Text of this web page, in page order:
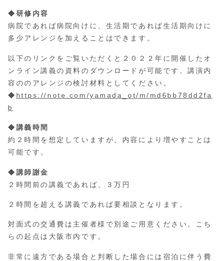
◆研修内容
病院であれば病院向けに、生活期であれば生活期向けに
多少アレンジを加えることはできます。
以下のリンクをご覧いただくと２０２２年に開催したオ
ンライン講義の資料のダウンロードが可能です。講演内
容ののアレンジの検討材料としてください。
◆ https://note.com/yamada_ot/m/md6bb78dd2fa
b
◆講義時間
約２時間を想定していますが、内容により増やすことは
可能です。
◆講師謝金
２時間前の講義であれば、３万円
２時間を超える講義であれば要相談となります。
対面式の交通費は主催者様で別途ご用意ください。こち
らの起点は大阪市内です。
非常に遠方である場合と判断した場合には宿泊に伴う費